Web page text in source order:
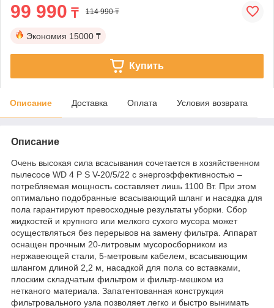
99 990 ₸ 114 990 ₸
Экономия 15000 ₸
Купить
Описание Доставка Оплата Условия возврата
Описание
Очень высокая сила всасывания сочетается в хозяйственном
пылесосе WD 4 P S V-20/5/22 с энергоэффективностью –
потребляемая мощность составляет лишь 1100 Вт. При этом
оптимально подобранные всасывающий шланг и насадка для
пола гарантируют превосходные результаты уборки. Сбор
жидкостей и крупного или мелкого сухого мусора может
осуществляться без перерывов на замену фильтра. Аппарат
оснащен прочным 20-литровым мусоросборником из
нержавеющей стали, 5-метровым кабелем, всасывающим
шлангом длиной 2,2 м, насадкой для пола со вставками,
плоским складчатым фильтром и фильтр-мешком из
нетканого материала. Запатентованная конструкция
фильтровального узла позволяет легко и быстро вынимать